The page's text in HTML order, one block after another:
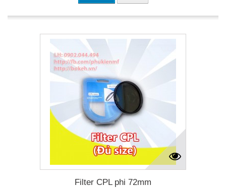
Filter CPL phi 72mm